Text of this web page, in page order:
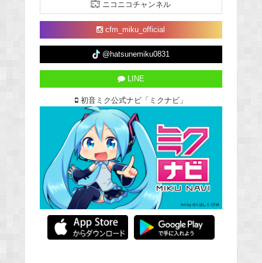
ニコニコチャンネル
cfm_miku_official
@hatsunemiku0831
LINE
初音ミク公式ナビ「ミクナビ」